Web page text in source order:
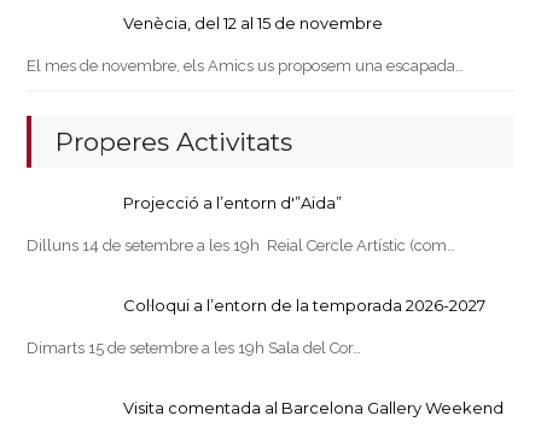
Venècia, del 12 al 15 de novembre
El mes de novembre, els Amics us proposem una escapada…
Properes Activitats
Projecció a l’entorn d'”Aida”
Dilluns 14 de setembre a les 19h Reial Cercle Artístic (com…
Col·loqui a l’entorn de la temporada 2026-2027
Dimarts 15 de setembre a les 19h Sala del Cor…
Visita comentada al Barcelona Gallery Weekend